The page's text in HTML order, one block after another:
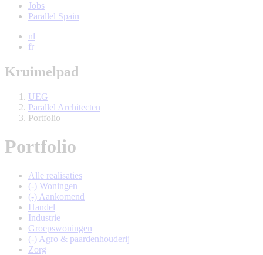
Jobs
Parallel Spain
nl
fr
Kruimelpad
UEG
Parallel Architecten
Portfolio
Portfolio
Alle realisaties
(-) Woningen
(-) Aankomend
Handel
Industrie
Groepswoningen
(-) Agro & paardenhouderij
Zorg